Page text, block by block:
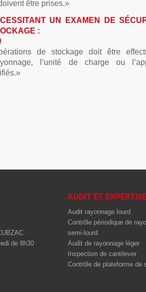
être prises.»
UN EXAMEN DE
:
de stockage doit être
l’unité de charge ou
de 8h30
AUDIT ET
Audit rayonnage lourd
Contrôle périodique de
semi-lourd
Audit de rayonnage léger
Inspection de cantilever
Contrôle de plateforme de